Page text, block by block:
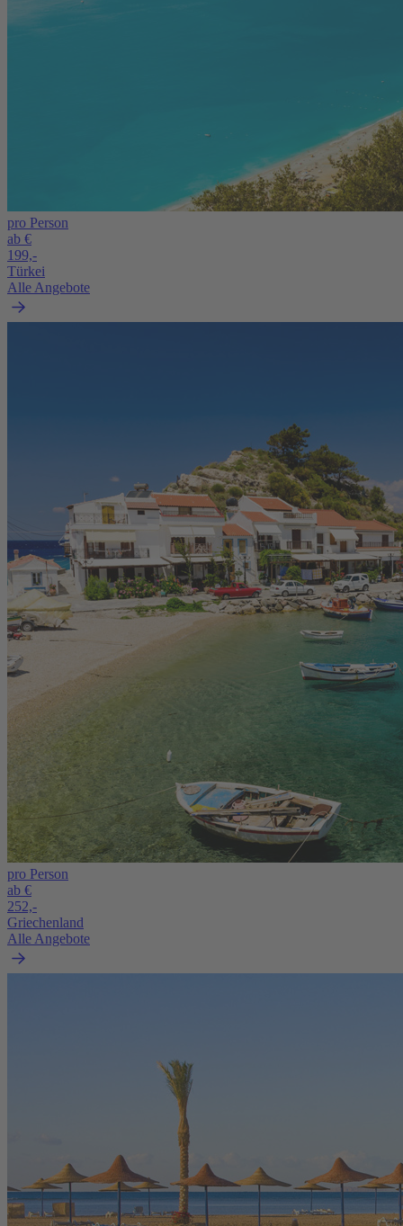
pro Person
ab €
199,-
Türkei
Alle Angebote
pro Person
ab €
252,-
Griechenland
Alle Angebote